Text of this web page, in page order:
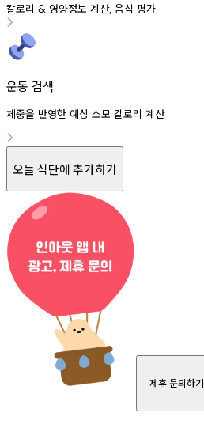
칼로리 & 영양정보 계산, 음식 평가
운동 검색
체중을 반영한 예상 소모 칼로리 계산
오늘 식단에 추가하기
제휴 문의하기